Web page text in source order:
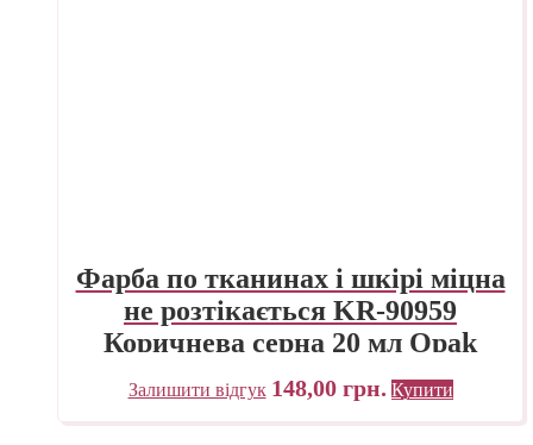
Фарба по тканинах і шкірі міцна
не розтікається KR-90959
Коричнева серна 20 мл Opak
Javana C.KREUL
Залишити відгук 148,00 грн. Купити